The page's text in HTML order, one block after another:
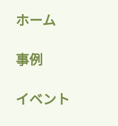
ホーム
事例
イベント